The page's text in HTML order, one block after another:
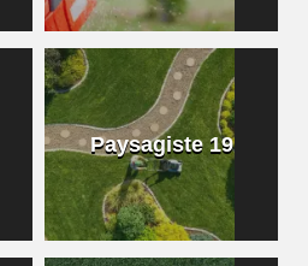
Paysagiste 19